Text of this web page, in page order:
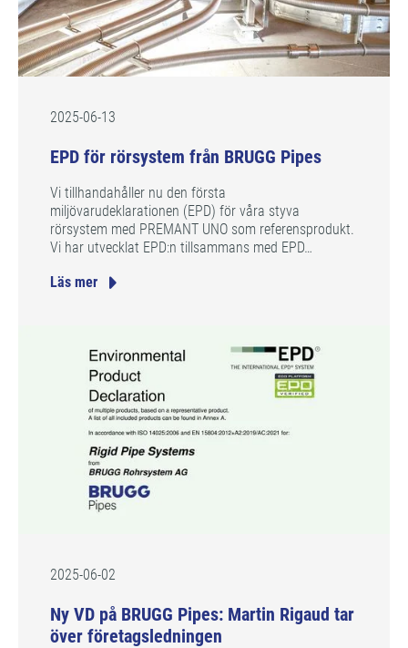
2025-06-13
EPD för rörsystem från BRUGG Pipes
Vi tillhandahåller nu den första
miljövarudeklarationen (EPD) för våra styva
rörsystem med PREMANT UNO som referensprodukt.
Vi har utvecklat EPD:n tillsammans med EPD…
Läs mer
2025-06-02
Ny VD på BRUGG Pipes: Martin Rigaud tar
över företagsledningen